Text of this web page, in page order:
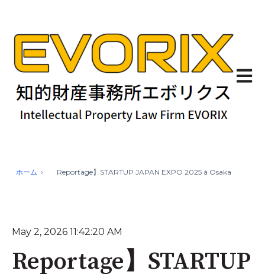
ホーム Reportage】STARTUP JAPAN EXPO 2025 à Osaka
May 2, 2026 11:42:20 AM
Reportage】STARTUP